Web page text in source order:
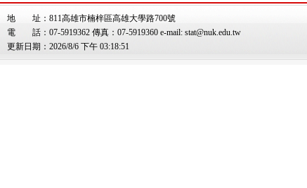
地 址：811高雄市楠梓區高雄大學路700號
電 話：07-5919362 傳真：07-5919360 e-mail: stat@nuk.edu.tw
更新日期：2026/8/6 下午 03:18:51